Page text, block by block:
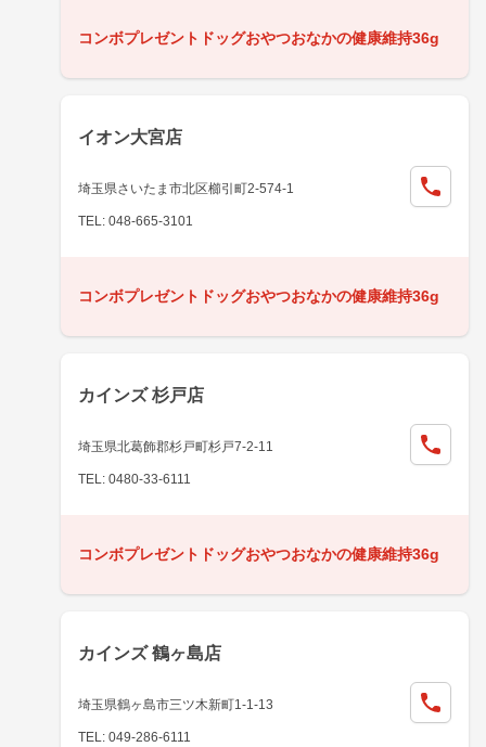
コンボプレゼントドッグおやつおなかの健康維持36g
イオン大宮店
埼玉県さいたま市北区櫛引町2-574-1
TEL: 048-665-3101
コンボプレゼントドッグおやつおなかの健康維持36g
カインズ 杉戸店
埼玉県北葛飾郡杉戸町杉戸7-2-11
TEL: 0480-33-6111
コンボプレゼントドッグおやつおなかの健康維持36g
カインズ 鶴ヶ島店
埼玉県鶴ヶ島市三ツ木新町1-1-13
TEL: 049-286-6111